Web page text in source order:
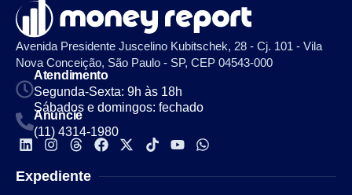
Avenida Presidente Juscelino Kubitschek, 28 - Cj. 101 - Vila
Nova Conceição, São Paulo - SP, CEP 04543-000
Atendimento
Segunda-Sexta: 9h às 18h
Sábados e domingos: fechado
Anuncie
(11) 4314-1980
Expediente